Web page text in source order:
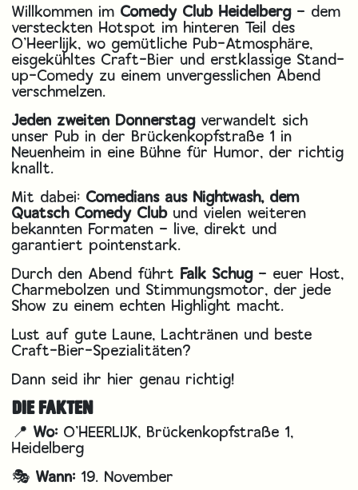
Willkommen im Comedy Club Heidelberg – dem
versteckten Hotspot im hinteren Teil des
O’Heerlijk, wo gemütliche Pub-Atmosphäre,
eisgekühltes Craft-Bier und erstklassige Stand-
up-Comedy zu einem unvergesslichen Abend
verschmelzen.
Jeden zweiten Donnerstag verwandelt sich
unser Pub in der Brückenkopfstraße 1 in
Neuenheim in eine Bühne für Humor, der richtig
knallt.
Mit dabei: Comedians aus Nightwash, dem
Quatsch Comedy Club und vielen weiteren
bekannten Formaten – live, direkt und
garantiert pointenstark.
Durch den Abend führt Falk Schug – euer Host,
Charmebolzen und Stimmungsmotor, der jede
Show zu einem echten Highlight macht.
Lust auf gute Laune, Lachtränen und beste
Craft-Bier-Spezialitäten?
Dann seid ihr hier genau richtig!
DIE FAKTEN
📍 Wo: O’HEERLIJK, Brückenkopfstraße 1,
Heidelberg
🎭 Wann: 19. November